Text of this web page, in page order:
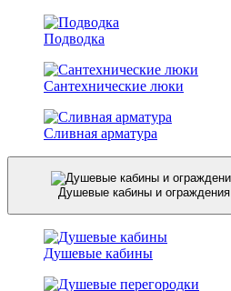
Подводка
Сантехнические люки
Сливная арматура
Душевые кабины и ограждения
Душевые кабины